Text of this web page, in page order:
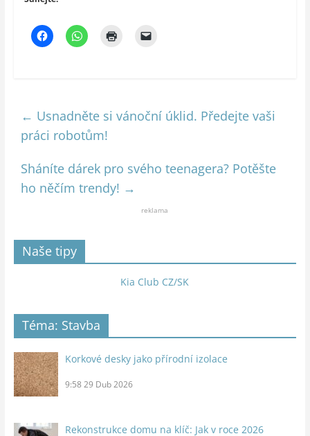
← Usnadněte si vánoční úklid. Předejte vaši
práci robotům!
Sháníte dárek pro svého teenagera? Potěšte
ho něčím trendy! →
reklama
Naše tipy
Kia Club CZ/SK
Téma: Stavba
Korkové desky jako přírodní izolace
9:58 29 Dub 2026
Rekonstrukce domu na klíč: Jak v roce 2026